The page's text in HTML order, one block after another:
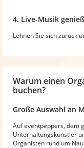
4. Live-Musik
Lehnen Sie sich zurück
Warum einen
buchen?
Große Auswahl an
Auf eventpeppers, dem
Unterhaltungskünstler
Organisten rund um